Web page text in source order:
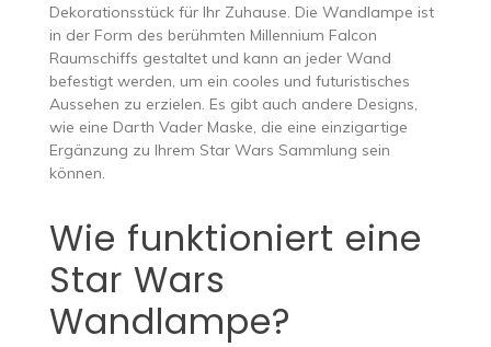
Dekorationsstück für Ihr Zuhause. Die Wandlampe ist
in der Form des berühmten Millennium Falcon
Raumschiffs gestaltet und kann an jeder Wand
befestigt werden, um ein cooles und futuristisches
Aussehen zu erzielen. Es gibt auch andere Designs,
wie eine Darth Vader Maske, die eine einzigartige
Ergänzung zu Ihrem Star Wars Sammlung sein
können.
Wie funktioniert eine
Star Wars
Wandlampe?